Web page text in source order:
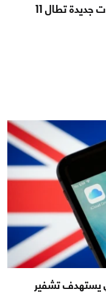
آبل تصعد حربها ضد OpenAI | اتهامات جديدة تطال 11
يستهدف تشفير